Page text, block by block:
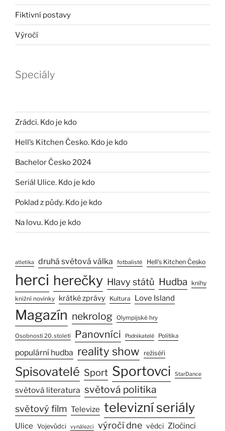
Fiktivní postavy
Výročí
Speciály
Zrádci. Kdo je kdo
Hell’s Kitchen Česko. Kdo je kdo
Bachelor Česko 2024
Seriál Ulice. Kdo je kdo
Poklad z půdy. Kdo je kdo
Na lovu. Kdo je kdo
atletika druhá světová válka fotbalisté Hell’s Kitchen Česko
herci herečky Hlavy států Hudba knihy
knižní novinky krátké zprávy Kultura Love Island
Magazín nekrolog Olympijské hry
Osobnosti 20. století Panovníci Podnikatelé Politika
populární hudba reality show režiséři
Spisovatelé Sport Sportovci StarDance
světová literatura světová politika
světový film Televize televizní seriály
Ulice Vojevůdci vynálezci výročí dne vědci Zločinci